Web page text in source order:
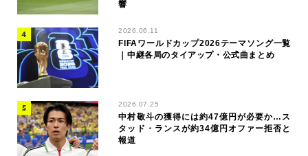
響
2026.06.11
FIFAワールドカップ2026テーマソング一覧
｜中継各局のタイアップ・公式曲まとめ
2026.07.25
中村敬斗の獲得には約47億円が必要か…ス
タッド・ランスが約34億円オファー拒否と
報道